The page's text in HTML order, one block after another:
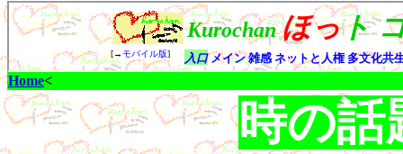
Home<
時の話